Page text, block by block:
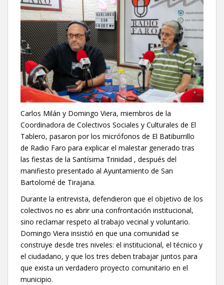
Carlos Milán y Domingo Viera, miembros de la
Coordinadora de Colectivos Sociales y Culturales de El
Tablero, pasaron por los micrófonos de El Batiburrillo
de Radio Faro para explicar el malestar generado tras
las fiestas de la Santísima Trinidad , después del
manifiesto presentado al Ayuntamiento de San
Bartolomé de Tirajana.
Durante la entrevista, defendieron que el objetivo de los
colectivos no es abrir una confrontación institucional,
sino reclamar respeto al trabajo vecinal y voluntario.
Domingo Viera insistió en que una comunidad se
construye desde tres niveles: el institucional, el técnico y
el ciudadano, y que los tres deben trabajar juntos para
que exista un verdadero proyecto comunitario en el
municipio.